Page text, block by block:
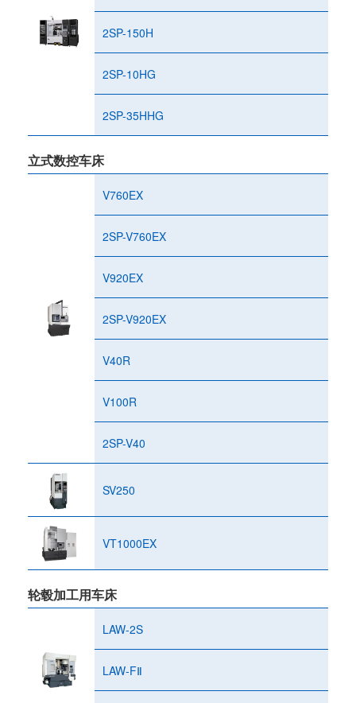
2SP-150H
2SP-10HG
2SP-35HHG
立式数控车床
V760EX
2SP-V760EX
V920EX
2SP-V920EX
V40R
V100R
2SP-V40
SV250
VT1000EX
轮毂加工用车床
LAW-2S
LAW-FⅡ